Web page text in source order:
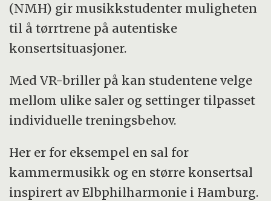
(NMH) gir musikkstudenter muligheten
til å tørrtrene på autentiske
konsertsituasjoner.
Med VR-briller på kan studentene velge
mellom ulike saler og settinger tilpasset
individuelle treningsbehov.
Her er for eksempel en sal for
kammermusikk og en større konsertsal
inspirert av Elbphilharmonie i Hamburg.